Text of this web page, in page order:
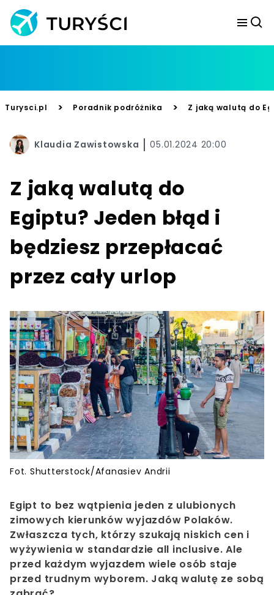
Turysci.pl > Poradnik podróżnika > Z jaką walutą do
Klaudia Zawistowska 05.01.2024 20:00
Z jaką walutą do
Egiptu? Jeden błąd i
będziesz przepłacać
przez cały urlop
Fot. Shutterstock/Afanasiev Andrii
Egipt to bez wątpienia jeden z ulubionych
zimowych kierunków wyjazdów Polaków.
Zwłaszcza tych, którzy szukają niskich cen i
wyżywienia w standardzie all inclusive. Ale
przed każdym wyjazdem wiele osób staje
przed trudnym wyborem. Jaką walutę ze sobą